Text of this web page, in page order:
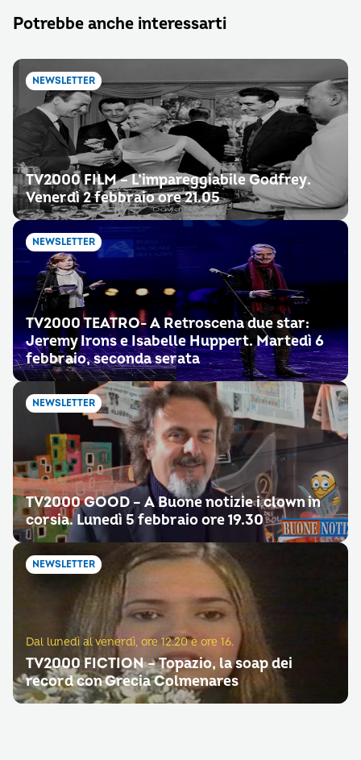
Potrebbe anche interessarti
NEWSLETTER
TV2000 FILM – L’impareggiabile Godfrey.
Venerdì 2 febbraio ore 21.05
NEWSLETTER
TV2000 TEATRO- A Retroscena due star:
Jeremy Irons e Isabelle Huppert. Martedì 6
febbraio, seconda serata
NEWSLETTER
TV2000 GOOD – A Buone notizie i clown in
corsia. Lunedì 5 febbraio ore 19.30
NEWSLETTER
Dal lunedì al venerdì, ore 12.20 e ore 16.
TV2000 FICTION – Topazio, la soap dei
record con Grecia Colmenares